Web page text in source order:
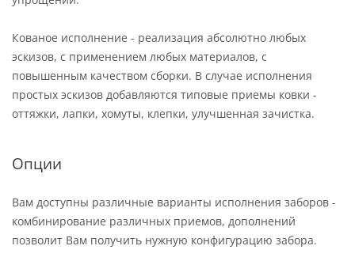
Кованое исполнение - реализация абсолютно любых
эскизов, с применением любых материалов, с
повышенным качеством сборки. В случае исполнения
простых эскизов добавляются типовые приемы ковки -
оттяжки, лапки, хомуты, клепки, улучшенная зачистка.
Опции
Вам доступны различные варианты исполнения заборов -
комбинирование различных приемов, дополнений
позволит Вам получить нужную конфигурацию забора.